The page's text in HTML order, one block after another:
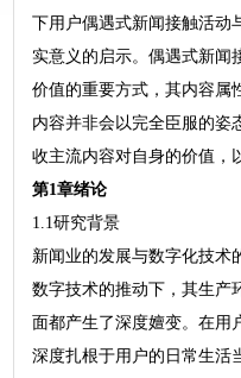
下用户偶遇式新闻接触活动
实意义的启示。偶遇式新闻
价值的重要方式，其内容属
内容并非会以完全臣服的姿
收主流内容对自身的价值，
第1章绪论
1.1研究背景
新闻业的发展与数字化技术
数字技术的推动下，其生产
面都产生了深度嬗变。在用
深度扎根于用户的日常生活